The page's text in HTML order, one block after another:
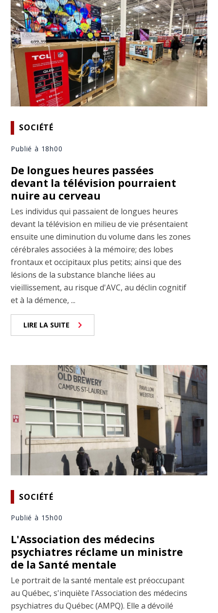
SOCIÉTÉ
Publié à 18h00
De longues heures passées
devant la télévision pourraient
nuire au cerveau
Les individus qui passaient de longues heures
devant la télévision en milieu de vie présentaient
ensuite une diminution du volume dans les zones
cérébrales associées à la mémoire; des lobes
frontaux et occipitaux plus petits; ainsi que des
lésions de la substance blanche liées au
vieillissement, au risque d'AVC, au déclin cognitif
et à la démence, ...
LIRE LA SUITE
SOCIÉTÉ
Publié à 15h00
L'Association des médecins
psychiatres réclame un ministre
de la Santé mentale
Le portrait de la santé mentale est préoccupant
au Québec, s'inquiète l'Association des médecins
psychiatres du Québec (AMPQ). Elle a dévoilé